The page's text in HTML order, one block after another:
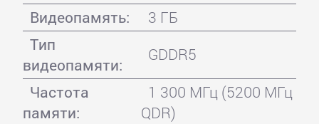
Видеопамять:
3 ГБ
Тип
видеопамяти:
GDDR5
Частота
памяти:
1 300 МГц (5200 МГц
QDR)